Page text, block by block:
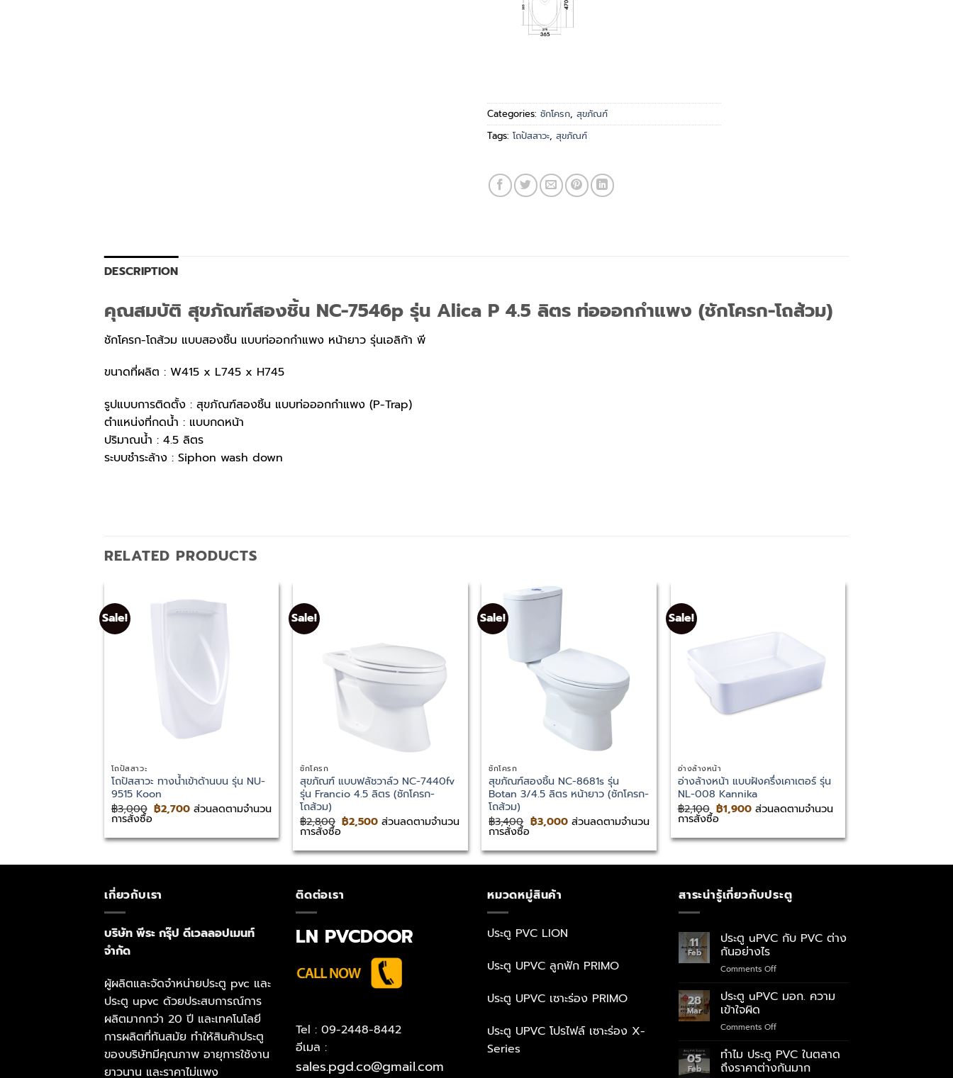
Categories: ชักโครก, สุขภัณฑ์
Tags: โถปัสสาวะ, สุขภัณฑ์
DESCRIPTION
คุณสมบัติ สุขภัณฑ์สองชิ้น NC-7546p รุ่น Alica P 4.5 ลิตร ท่อออกกำแพง (ชักโครก-โถส้วม)
ชักโครก-โถส้วม แบบสองชิ้น แบบท่ออกกำแพง หน้ายาว รุ่นเอลิก้า พี
ขนาดที่ผลิต : W415 x L745 x H745
รูปแบบการติดตั้ง : สุขภัณฑ์สองชิ้น แบบท่อออกกำแพง (P-Trap)
ตำแหน่งที่กดน้ำ : แบบกดหน้า
ปริมาณน้ำ : 4.5 ลิตร
ระบบชำระล้าง : Siphon wash down
RELATED PRODUCTS
Sale!
โถปัสสาวะ
โถปัสสาวะ ทางน้ำเข้าด้านบน รุ่น NU-
9515 Koon
฿3,000 Original
price
฿3,000.
฿2,700Current
฿2,700.
ส่วนลดตามจำนวน
การสั่งซื้อ
Sale!
ชักโครก
สุขภัณฑ์ แบบฟลัชวาล์ว NC-7440fv
รุ่น Francio 4.5 ลิตร (ชักโครก-
โถส้วม)
฿2,800 Original
price
฿2,800.
฿2,500Current
฿2,500.
ส่วนลดตามจำนวน
การสั่งซื้อ
Sale!
ชักโครก
สุขภัณฑ์สองชิ้น NC-8681s รุ่น
Botan 3/4.5 ลิตร หน้ายาว (ชักโครก-
โถส้วม)
฿3,400 Original
price
฿3,400.
฿3,000Current
฿3,000.
ส่วนลดตามจำนวน
การสั่งซื้อ
Sale!
อ่างล้างหน้า
อ่างล้างหน้า แบบฝังครึ่งเคาเตอร์ รุ่น
NL-008 Kannika
฿2,100 Original
price
฿2,100.
฿1,900Current
฿1,900.
ส่วนลดตามจำนวน
การสั่งซื้อ
เกี่ยวกับเรา
บริษัท พีระ กรุ๊ป ดีเวลลอปเมนท์
จำกัด
ผู้ผลิตและจัดจำหน่ายประตู pvc และ
ประตู upvc ด้วยประสบการณ์การ
ผลิตมากกว่า 20 ปี และเทคโนโลยี
การผลิตที่ทันสมัย ทำให้สินค้าประตู
ของบริษัทมีคุณภาพ อายุการใช้งาน
ยาวนาน และราคาไม่แพง
ติดต่อเรา
LN PVCDOOR
Tel : 09-2448-8442
อีเมล :
sales.pgd.co@gmail.com
หมวดหมู่สินค้า
ประตู PVC LION
ประตู UPVC ลูกฟัก PRIMO
ประตู UPVC เซาะร่อง PRIMO
ประตู UPVC โปรไฟล์ เซาะร่อง X-
Series
สาระน่ารู้เกี่ยวกับประตู
11
Feb
ประตู uPVC กับ PVC ต่าง
กันอย่างไร
Comments Offon
uPVC
ต่าง
อย่างไร
28
Mar
ประตู uPVC มอก. ความ
เข้าใจผิด
Comments Offon
uPVC
มอก.
ความ
05
Feb
ทำไม ประตู PVC ในตลาด
ถึงราคาต่างกันมาก